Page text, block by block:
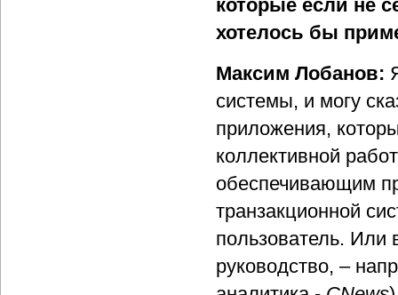
которые если не
хотелось бы
Максим Лобанов:
системы, и могу
приложения,
коллективной
обеспечивающим
транзакционной
пользователь. Или
руководство, –